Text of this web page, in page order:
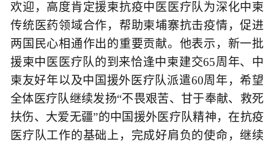
欢迎，高度肯定援柬抗疫中医医疗队为深化中柬
传统医药领域合作，帮助柬埔寨抗击疫情，促进
两国民心相通作出的重要贡献。他表示，新一批
援柬中医医疗队的到来恰逢中柬建交65周年、中
柬友好年以及中国援外医疗队派遣60周年，希望
全体医疗队继续发扬“不畏艰苦、甘于奉献、救死
扶伤、大爱无疆”的中国援外医疗队精神，在抗疫
医疗队工作的基础上，完成好肩负的使命，继续